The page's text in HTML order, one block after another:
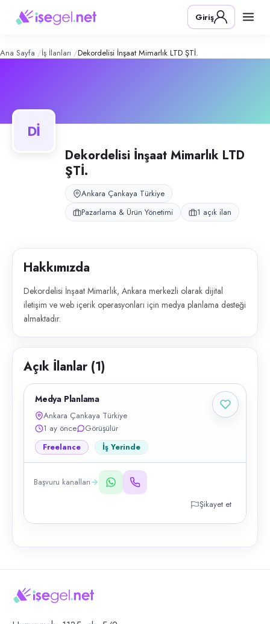
İnşaat Mimarlık Ltd Şti.–
Konum:
Dekordelisi İnşaat Mimarlık, Ankara merkezli olarak dijital iletişim ve
Giriş
Ana Sayfa İş İlanları Dekordelisi İnşaat Mimarlık LTD ŞTİ.
Dİ
Dekordelisi İnşaat Mimarlık LTD
ŞTİ.
Ankara Çankaya Türkiye
Pazarlama & Ürün Yönetimi
1 açık ilan
Hakkımızda
Dekordelisi İnşaat Mimarlık, Ankara merkezli olarak dijital
iletişim ve web içerik operasyonları için medya planlama desteği
almaktadır.
Açık İlanlar (1)
Medya Planlama
Ankara Çankaya Türkiye
1 ay önce
Görüşülür
Freelance İş Yerinde
Başvuru kanalları
Şikayet et